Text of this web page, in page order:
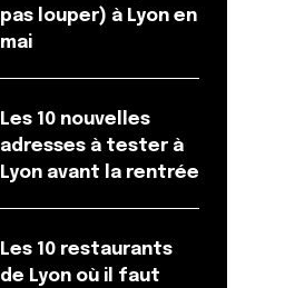
pas louper) à Lyon en
mai
Les 10 nouvelles
adresses à tester à
Lyon avant la rentrée
Les 10 restaurants
de Lyon où il faut